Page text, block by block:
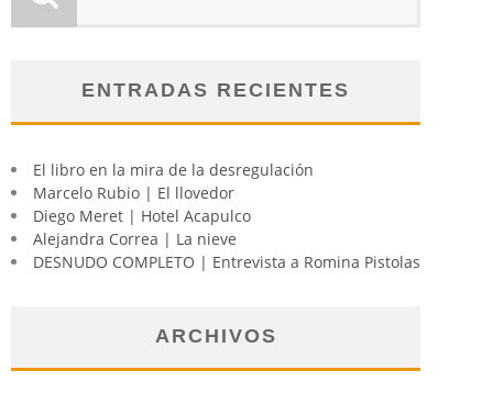
ENTRADAS RECIENTES
El libro en la mira de la desregulación
Marcelo Rubio | El llovedor
Diego Meret | Hotel Acapulco
Alejandra Correa | La nieve
DESNUDO COMPLETO | Entrevista a Romina Pistolas
ARCHIVOS